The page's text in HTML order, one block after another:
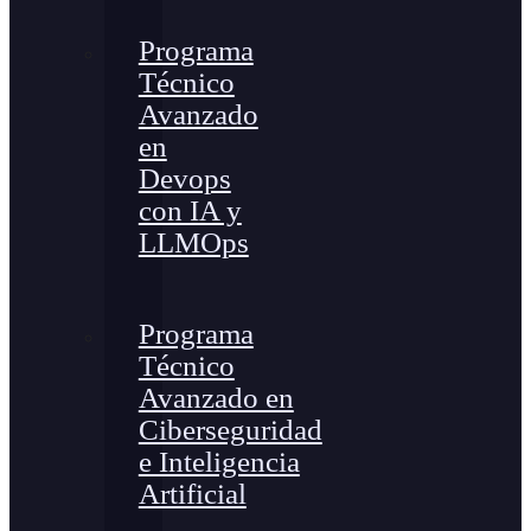
Programa
Técnico
Avanzado
en
Devops
con IA y
LLMOps
Programa
Técnico
Avanzado en
Ciberseguridad
e Inteligencia
Artificial